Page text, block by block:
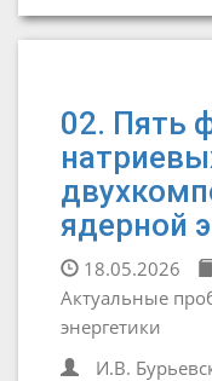
02. Пять
ядерной
18.05.2026
Актуальные
энергетики
И.В.